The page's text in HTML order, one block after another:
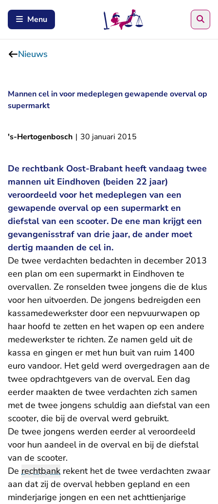
Menu
Nieuws
Mannen cel in voor medeplegen gewapende overval op
supermarkt
's-Hertogenbosch | 30 januari 2015
De rechtbank Oost-Brabant heeft vandaag twee
mannen uit Eindhoven (beiden 22 jaar)
veroordeeld voor het medeplegen van een
gewapende overval op een supermarkt en
diefstal van een scooter. De ene man krijgt een
gevangenisstraf van drie jaar, de ander moet
dertig maanden de cel in.
De twee verdachten bedachten in december 2013
een plan om een supermarkt in Eindhoven te
overvallen. Ze ronselden twee jongens die de klus
voor hen uitvoerden. De jongens bedreigden een
kassamedewerkster door een nepvuurwapen op
haar hoofd te zetten en het wapen op een andere
medewerkster te richten. Ze namen geld uit de
kassa en gingen er met hun buit van ruim 1400
euro vandoor. Het geld werd overgedragen aan de
twee opdrachtgevers van de overval. Een dag
eerder maakten de twee verdachten zich samen
met de twee jongens schuldig aan diefstal van een
scooter, die bij de overval werd gebruikt.
De twee jongens werden eerder al veroordeeld
voor hun aandeel- U verlaat Rechtspraak.nl
in de overval en bij de diefstal
van de scooter.
De rechtbank rekent het de twee verdachten zwaar
aan dat zij de overval hebben gepland en een
minderjarige jongen en een net achttienjarige